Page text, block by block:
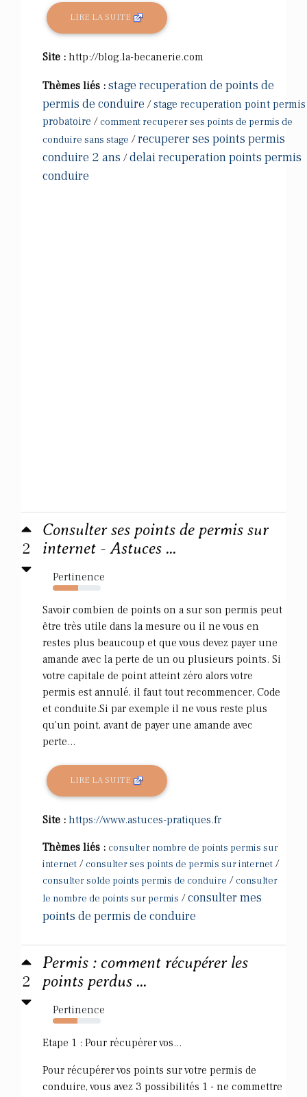
LIRE LA SUITE
Site : http://blog.la-becanerie.com
Thèmes liés : stage recuperation de points de
permis de conduire /stage recuperation point permis
probatoire / comment recuperer ses points de permis de
conduire sans stage /recuperer ses points permis
conduire 2 ans /delai recuperation points permis
conduire
2
Consulter ses points de permis sur
internet - Astuces ...
Pertinence
53%
Savoir combien de points on a sur son permis peut
être très utile dans la mesure ou il ne vous en
restes plus beaucoup et que vous devez payer une
amande avec la perte de un ou plusieurs points. Si
votre capitale de point atteint zéro alors votre
permis est annulé, il faut tout recommencer, Code
et conduite.Si par exemple il ne vous reste plus
qu'un point, avant de payer une amande avec
perte...
LIRE LA SUITE
Site : https://www.astuces-pratiques.fr
Thèmes liés : consulter nombre de points permis sur
internet / consulter ses points de permis sur internet /
consulter solde points permis de conduire / consulter
le nombre de points sur permis /consulter mes
points de permis de conduire
2
Permis : comment récupérer les
points perdus ...
Pertinence
52%
Etape 1 : Pour récupérer vos...
Pour récupérer vos points sur votre permis de
conduire, vous avez 3 possibilités 1 - ne commettre